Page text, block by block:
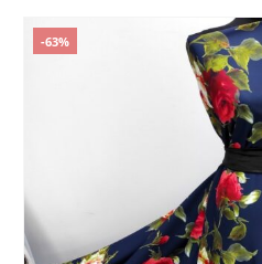
-63%